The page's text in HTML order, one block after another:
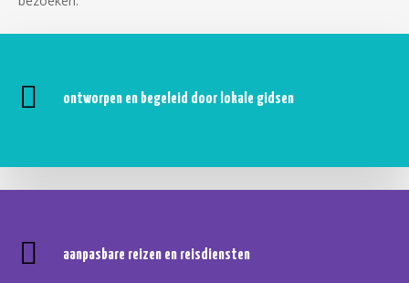
ontworpen en begeleid door lokale gidsen
aanpasbare reizen en reisdiensten